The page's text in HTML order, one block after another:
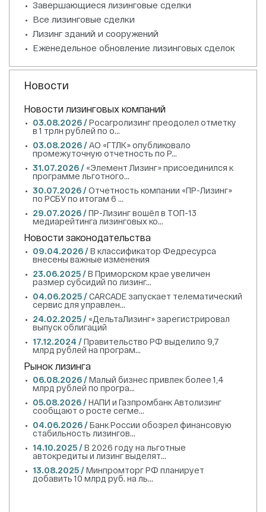
Завершающиеся лизинговые сделки
Все лизинговые сделки
Лизинг зданий и сооружений
Еженедельное обновление лизинговых сделок
Новости
Новости лизинговых компаний
03.08.2026 /Росагролизинг преодолел отметку
в 1 трлн рублей по о...
03.08.2026 /АО «ГТЛК» опубликовало
промежуточную отчетность по Р...
31.07.2026 / «Элемент Лизинг» присоединился к
программе льготного...
30.07.2026 /Отчетность компании «ПР-Лизинг»
по РСБУ по итогам 6 ...
29.07.2026 /ПР-Лизинг вошёл в ТОП-13
медиарейтинга лизинговых ко...
Новости законодательства
09.04.2026 /В классификатор Федресурса
внесены важные изменения
23.06.2025 /В Приморском крае увеличен
размер субсидий по лизинг...
04.06.2025 /CARCADE запускает телематический
сервис для управлен...
24.02.2025 / «ДельтаЛизинг» зарегистрировал
выпуск облигаций
17.12.2024 /Правительство РФ выделило 9,7
млрд рублей на програм...
Рынок лизинга
06.08.2026 /Малый бизнес привлек более 1,4
млрд рублей по програ...
05.08.2026 /НАПИ и Газпромбанк Автолизинг
сообщают о росте сегме...
04.06.2026 /Банк России обозрел финансовую
стабильность лизингов...
14.10.2025 /В 2026 году на льготные
автокредиты и лизинг выделят...
13.08.2025 /Минпромторг РФ планирует
добавить 10 млрд руб. на ль...